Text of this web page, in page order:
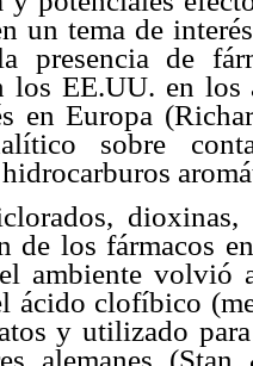
un tema de
presencia de
los EE.UU. en
en Europa
sobre
de los fármacos
ambiente volvió
ácido clofíbico
y utilizado
alemanes